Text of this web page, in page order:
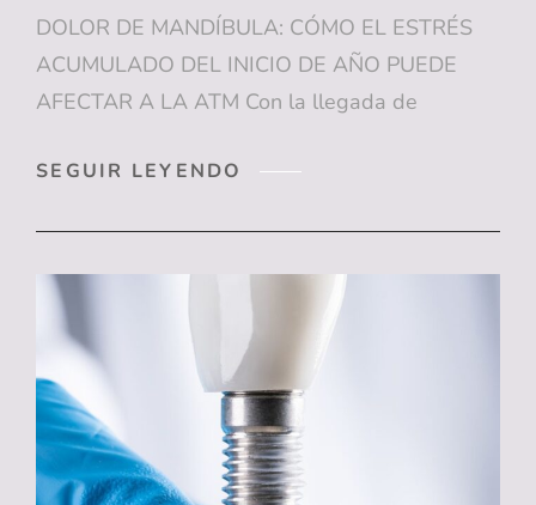
DOLOR DE MANDÍBULA: CÓMO EL ESTRÉS
ACUMULADO DEL INICIO DE AÑO PUEDE
AFECTAR A LA ATM Con la llegada de
SEGUIR LEYENDO
DOLOR
EL
ACUMULADO
DEL
DE
AÑO
PUEDE
AFECTAR